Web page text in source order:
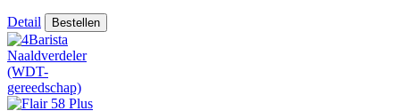
Detail Bestellen